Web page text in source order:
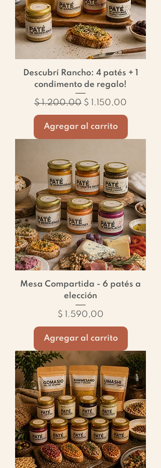
Descubrí Rancho: 4 patés + 1
condimento de regalo!
Precio
$ 1.200,00 Precio de oferta
$ 1.150,00
Agregar al carrito
Mesa Compartida - 6 patés a
elección
Precio
$ 1.590,00
Agregar al carrito